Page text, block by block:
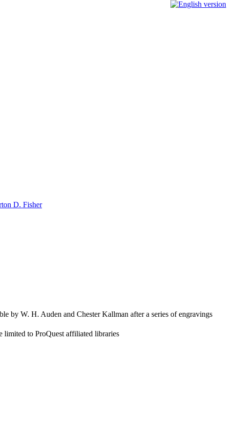
D. Fisher
by W. H. Auden and Chester Kallman after a series of engravings
limited to ProQuest affiliated libraries